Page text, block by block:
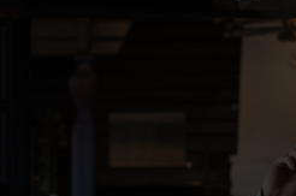
Kontor og megler